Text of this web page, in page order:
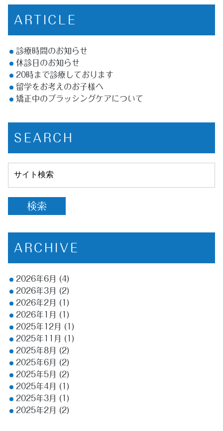
ARTICLE
診療時間のお知らせ
休診日のお知らせ
20時まで診療しております
留学をお考えのお子様へ
矯正中のブラッシングケアについて
SEARCH
ARCHIVE
2026年6月
(4)
2026年3月
(2)
2026年2月
(1)
2026年1月
(1)
2025年12月
(1)
2025年11月
(1)
2025年8月
(2)
2025年6月
(2)
2025年5月
(2)
2025年4月
(1)
2025年3月
(1)
2025年2月
(2)